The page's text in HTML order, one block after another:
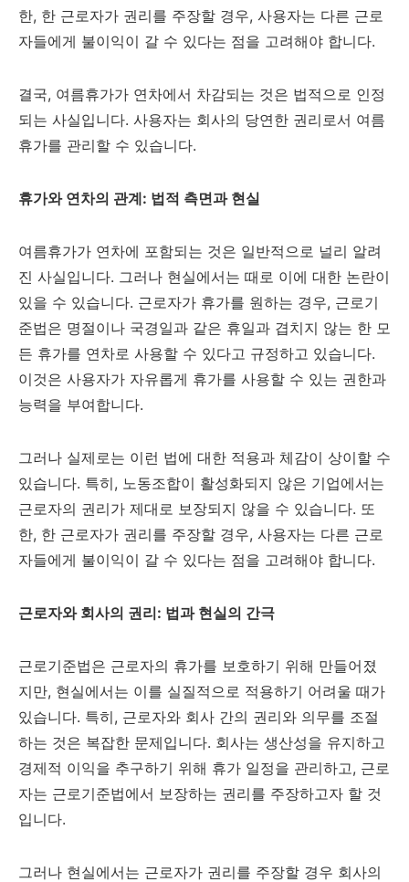
한, 한 근로자가 권리를 주장할 경우, 사용자는 다른 근로
자들에게 불이익이 갈 수 있다는 점을 고려해야 합니다.
결국, 여름휴가가 연차에서 차감되는 것은 법적으로 인정
되는 사실입니다. 사용자는 회사의 당연한 권리로서 여름
휴가를 관리할 수 있습니다.
휴가와 연차의 관계: 법적 측면과 현실
여름휴가가 연차에 포함되는 것은 일반적으로 널리 알려
진 사실입니다. 그러나 현실에서는 때로 이에 대한 논란이
있을 수 있습니다. 근로자가 휴가를 원하는 경우, 근로기
준법은 명절이나 국경일과 같은 휴일과 겹치지 않는 한 모
든 휴가를 연차로 사용할 수 있다고 규정하고 있습니다.
이것은 사용자가 자유롭게 휴가를 사용할 수 있는 권한과
능력을 부여합니다.
그러나 실제로는 이런 법에 대한 적용과 체감이 상이할 수
있습니다. 특히, 노동조합이 활성화되지 않은 기업에서는
근로자의 권리가 제대로 보장되지 않을 수 있습니다. 또
한, 한 근로자가 권리를 주장할 경우, 사용자는 다른 근로
자들에게 불이익이 갈 수 있다는 점을 고려해야 합니다.
근로자와 회사의 권리: 법과 현실의 간극
근로기준법은 근로자의 휴가를 보호하기 위해 만들어졌
지만, 현실에서는 이를 실질적으로 적용하기 어려울 때가
있습니다. 특히, 근로자와 회사 간의 권리와 의무를 조절
하는 것은 복잡한 문제입니다. 회사는 생산성을 유지하고
경제적 이익을 추구하기 위해 휴가 일정을 관리하고, 근로
자는 근로기준법에서 보장하는 권리를 주장하고자 할 것
입니다.
그러나 현실에서는 근로자가 권리를 주장할 경우 회사의